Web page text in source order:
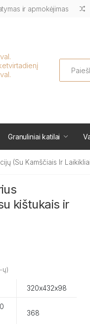
ir apmokėjimas
Search
Granuliniai katilai
(su Kamščiais Ir
kištukais ir
ų)
320х432х98
368